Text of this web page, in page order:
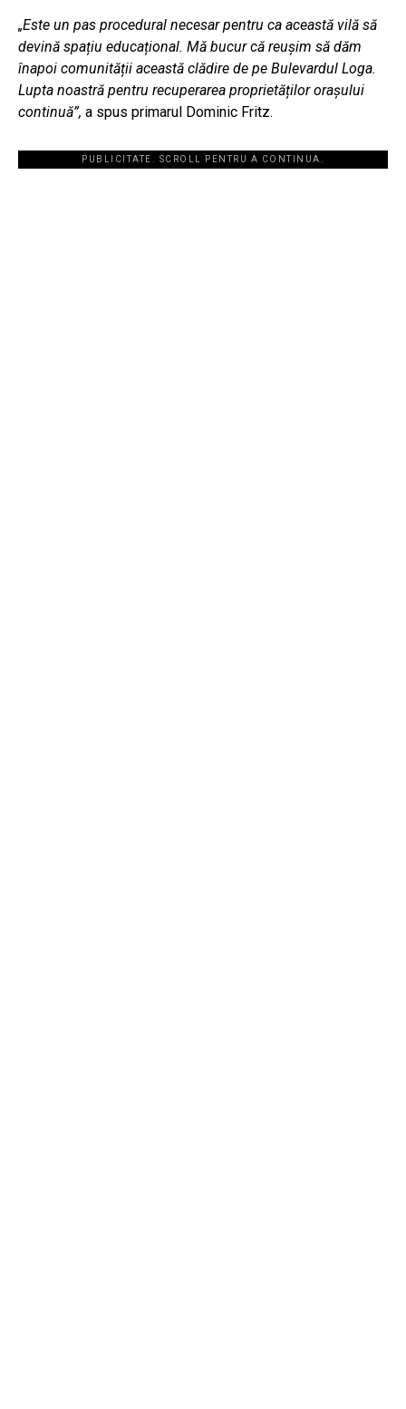
„Este un pas procedural necesar pentru ca această vilă să
devină spațiu educațional. Mă bucur că reușim să dăm
înapoi comunității această clădire de pe Bulevardul Loga.
Lupta noastră pentru recuperarea proprietăților orașului
continuă”, a spus primarul Dominic Fritz.
PUBLICITATE. SCROLL PENTRU A CONTINUA.